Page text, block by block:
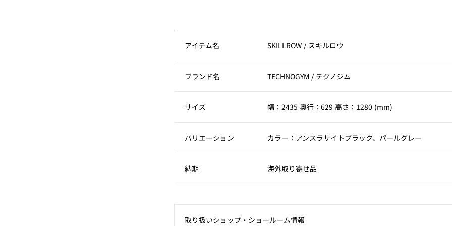
アイテム名 SKILLROW / スキルロウ
ブランド名 TECHNOGYM / テクノジム
サイズ 幅：2435 奥行：629 高さ：1280 (mm)
バリエーション カラー：アンスラサイトブラック、パールグレー
納期 海外取り寄せ品
取り扱いショップ‧ショールーム情報